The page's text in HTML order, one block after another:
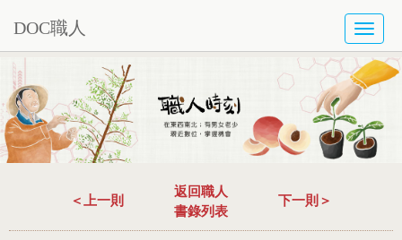
DOC職人
＜上一則
返回職人
書錄列表
下一則＞